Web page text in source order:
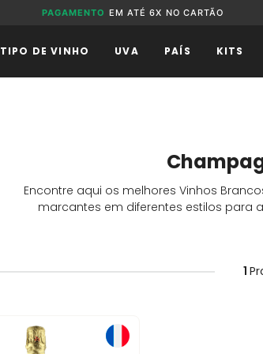
PAGAMENTO EM ATÉ 6X NO CARTÃO
TIPO DE VINHO UVA PAÍS KITS
Encontre aqui os melhores Vinhos
marcantes em diferentes estilos para
1